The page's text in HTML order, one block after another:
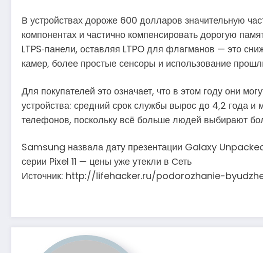
В устройствах дороже 600 долларов значительную
компонентах и частично компенсировать дорогую
LTPS‑панели, оставляя LTPO для флагманов — это
камер, более простые сенсоры и использование
Для покупателей это означает, что в этом году они
устройства: средний срок службы вырос до 4,2 года
телефонов, поскольку всё больше людей выбирают
Samsung назвала дату презентации Galaxy
серии Pixel 11 — цены уже утекли в Сеть
Источник: http://lifehacker.ru/podorozhanie-